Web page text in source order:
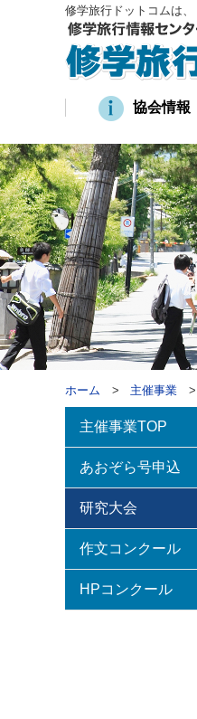
修学旅行ドットコムは
協会情報
ホーム 主催事業
主催事業TOP
あおぞら号申込
研究大会
作文コンクール
HPコンクール